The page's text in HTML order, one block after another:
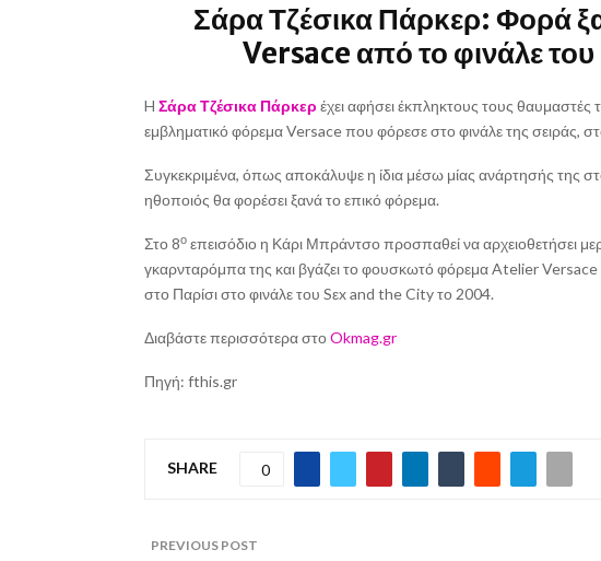
Σάρα Τζέσικα Πάρκερ: Φορά
Versace από το φινάλε
H Σάρα Τζέσικα Πάρκερ έχει αφήσει έκπληκτους τους
εμβληματικό φόρεμα Versace που φόρεσε στο φινάλε της σειράς,
Συγκεκριμένα, όπως αποκάλυψε η ίδια μέσω μίας ανάρτησής της
ηθοποιός θα φορέσει ξανά το επικό φόρεμα.
Στο 8ο επεισόδιο η Κάρι Μπράντσο προσπαθεί να αρχειοθετήσει
γκαρνταρόμπα της και βγάζει το φουσκωτό φόρεμα Atelier
στο Παρίσι στο φινάλε του Sεx and the City το 2004.
Διαβάστε περισσότερα στοOkmag.gr
Πηγή: fthis.gr
SHARE 0
PREVIOUS POST